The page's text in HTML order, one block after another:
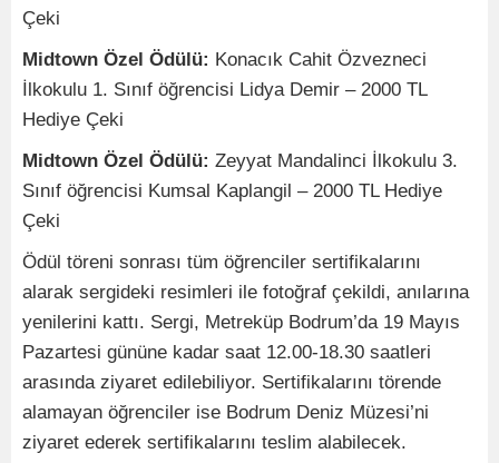
Çeki
Midtown Özel Ödülü: Konacık Cahit Özvezneci
İlkokulu 1. Sınıf öğrencisi Lidya Demir – 2000 TL
Hediye Çeki
Midtown Özel Ödülü: Zeyyat Mandalinci İlkokulu 3.
Sınıf öğrencisi Kumsal Kaplangil – 2000 TL Hediye
Çeki
Ödül töreni sonrası tüm öğrenciler sertifikalarını
alarak sergideki resimleri ile fotoğraf çekildi, anılarına
yenilerini kattı. Sergi, Metreküp Bodrum’da 19 Mayıs
Pazartesi gününe kadar saat 12.00-18.30 saatleri
arasında ziyaret edilebiliyor. Sertifikalarını törende
alamayan öğrenciler ise Bodrum Deniz Müzesi’ni
ziyaret ederek sertifikalarını teslim alabilecek.